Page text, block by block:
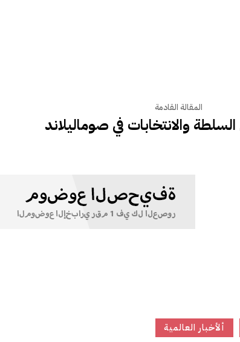
المقالة القادمة
والانتخابات في صوماليلاند